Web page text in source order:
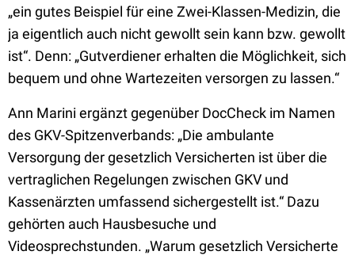
„ein gutes Beispiel für eine Zwei-Klassen-Medizin, die
ja eigentlich auch nicht gewollt sein kann bzw. gewollt
ist“. Denn: „Gutverdiener erhalten die Möglichkeit, sich
bequem und ohne Wartezeiten versorgen zu lassen.“
Ann Marini ergänzt gegenüber DocCheck im Namen
des GKV-Spitzenverbands: „Die ambulante
Versorgung der gesetzlich Versicherten ist über die
vertraglichen Regelungen zwischen GKV und
Kassenärzten umfassend sichergestellt ist.“ Dazu
gehörten auch Hausbesuche und
Videosprechstunden. „Warum gesetzlich Versicherte